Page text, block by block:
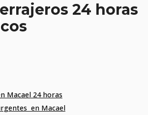
24 horas
Macael 24 horas
en Macael